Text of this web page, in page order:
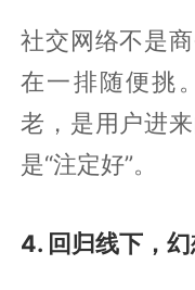
社交网络不是
在一排随便挑
老，是用户进
是“注定好”。
4. 回归线下，